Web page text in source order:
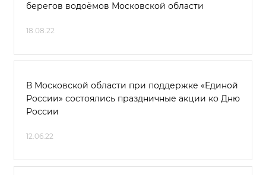
берегов водоёмов Московской области
18.08.22
В Московской области при поддержке «Единой
России» состоялись праздничные акции ко Дню
России
12.06.22